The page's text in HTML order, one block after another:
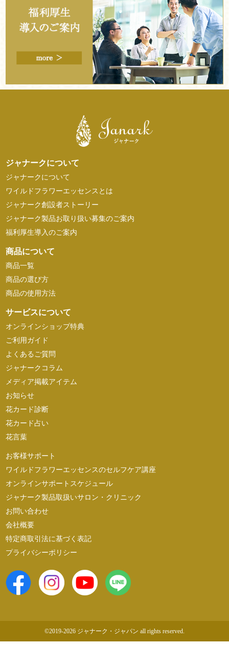
ジャナークについて
ジャナークについて
ワイルドフラワーエッセンスとは
ジャナーク創設者ストーリー
ジャナーク製品お取り扱い募集のご案内
福利厚生導入のご案内
商品について
商品一覧
商品の選び方
商品の使用方法
サービスについて
オンラインショップ特典
ご利用ガイド
よくあるご質問
ジャナークコラム
メディア掲載アイテム
お知らせ
花カード診断
花カード占い
花言葉
お客様サポート
ワイルドフラワーエッセンスのセルフケア講座
オンラインサポートスケジュール
ジャナーク製品取扱いサロン・クリニック
お問い合わせ
会社概要
特定商取引法に基づく表記
プライバシーポリシー
©2019-2026 ジャナーク・ジャパン all rights reserved.